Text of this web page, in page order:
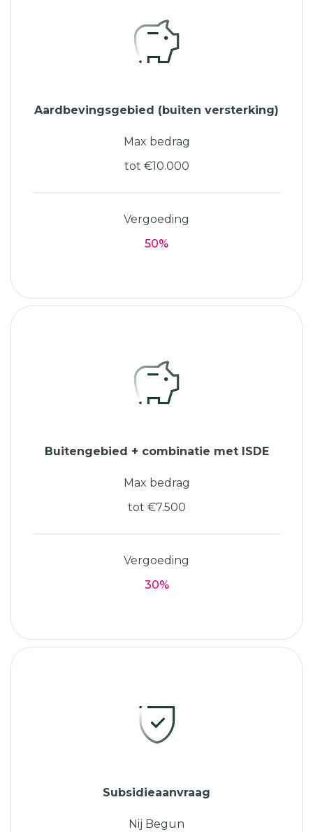
Aardbevingsgebied (buiten versterking)
Max bedrag
tot €10.000
Vergoeding
50%
Buitengebied + combinatie met ISDE
Max bedrag
tot €7.500
Vergoeding
30%
Subsidieaanvraag
Nij Begun